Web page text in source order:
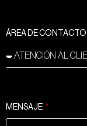
ÁREA DE CONTACTO
MENSAJE